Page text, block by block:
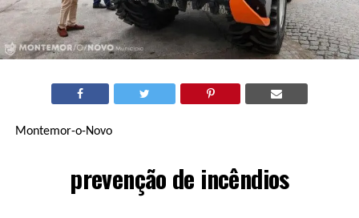
Montemor-o-Novo
prevenção de incêndios